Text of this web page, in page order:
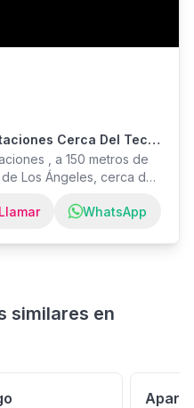
Cerca Del Tec
, a 150 metros de
Los Ángeles, cerca del
y todo muy cerca
amplio bano , sala
conveniente y
Llamar WhatsApp
similares en